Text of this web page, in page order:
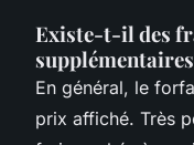
Existe-t-il des
En général, le
prix affiché. Très